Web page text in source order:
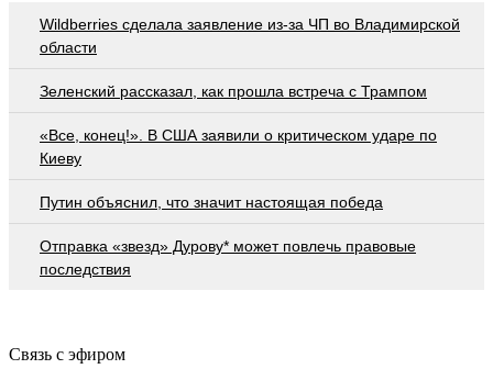
Wildberries cделала заявление из-за ЧП во Владимирской
области
Зеленский рассказал, как прошла встреча с Трампом
«Все, конец!». В США заявили о критическом ударе по
Киеву
Путин объяснил, что значит настоящая победа
Отправка «звезд» Дурову* может повлечь правовые
последствия
Связь с эфиром